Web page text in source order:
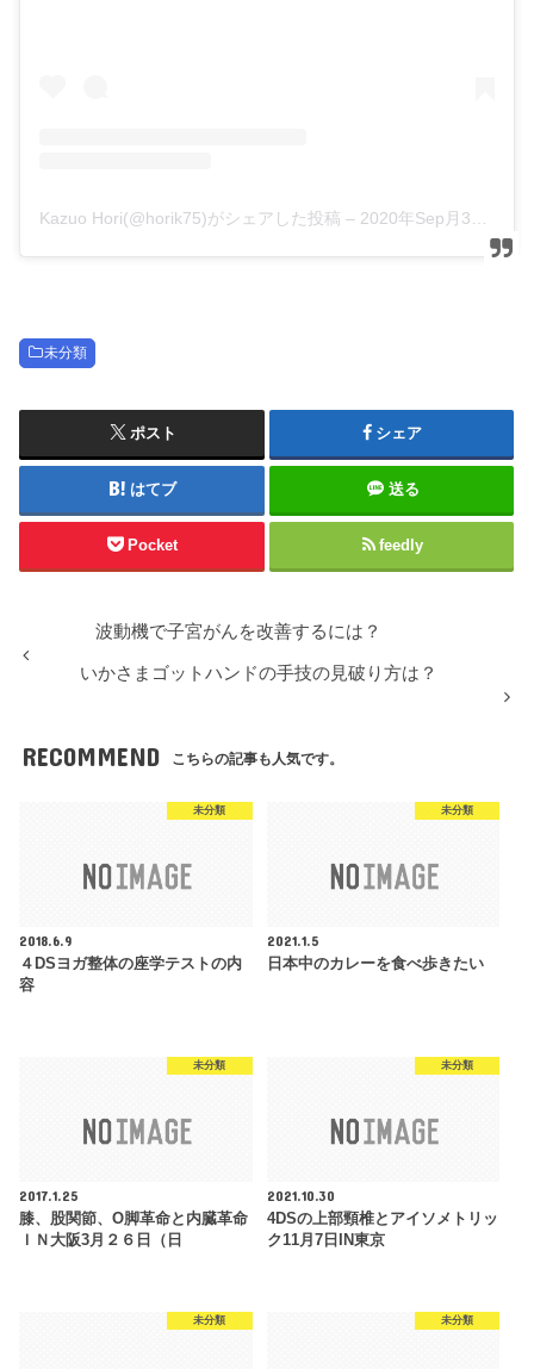
Kazuo Hori(@horik75)がシェアした投稿 – 2020年Sep月3日pm10時43分PDT
未分類
ポスト シェア
はてブ 送る
Pocket feedly
波動機で子宮がんを改善するには？
いかさまゴットハンドの手技の見破り方は？
RECOMMEND こちらの記事も人気です。
未分類
2018.6.9
４DSヨガ整体の座学テストの内
容
未分類
2021.1.5
日本中のカレーを食べ歩きたい
未分類
2017.1.25
膝、股関節、O脚革命と内臓革命
ＩＮ大阪3月２６日（日
未分類
2021.10.30
4DSの上部頸椎とアイソメトリッ
ク11月7日IN東京
未分類 未分類